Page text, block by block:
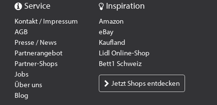
Service
Kontakt / Impressum
AGB
Presse / News
Partnerangebot
Partner-Shops
Jobs
Über uns
Blog
Inspiration
Amazon
eBay
Kaufland
Lidl Online-Shop
Bett1 Schweiz
Jetzt Shops entdecken